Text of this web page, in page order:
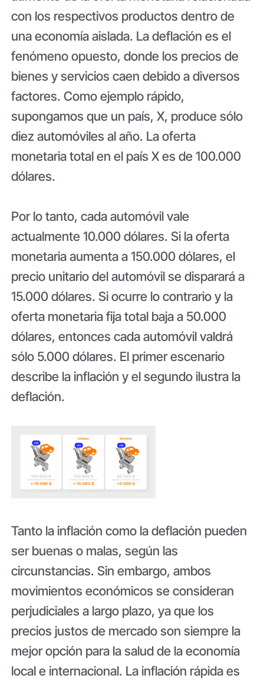
con los respectivos productos dentro de
una economía aislada. La deflación es el
fenómeno opuesto, donde los precios de
bienes y servicios caen debido a diversos
factores. Como ejemplo rápido,
supongamos que un país, X, produce sólo
diez automóviles al año. La oferta
monetaria total en el país X es de 100.000
dólares.
Por lo tanto, cada automóvil vale
actualmente 10.000 dólares. Si la oferta
monetaria aumenta a 150.000 dólares, el
precio unitario del automóvil se disparará a
15.000 dólares. Si ocurre lo contrario y la
oferta monetaria fija total baja a 50.000
dólares, entonces cada automóvil valdrá
sólo 5.000 dólares. El primer escenario
describe la inflación y el segundo ilustra la
deflación.
Tanto la inflación como la deflación pueden
ser buenas o malas, según las
circunstancias. Sin embargo, ambos
movimientos económicos se consideran
perjudiciales a largo plazo, ya que los
precios justos de mercado son siempre la
mejor opción para la salud de la economía
local e internacional. La inflación rápida es